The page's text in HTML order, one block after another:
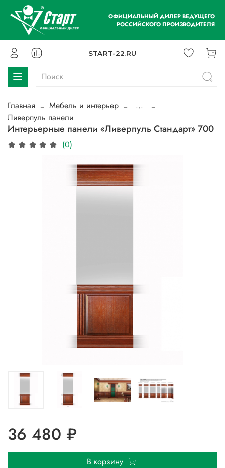
ОФИЦИАЛЬНЫЙ ДИЛЕР ВЕДУЩЕГО
РОССИЙСКОГО ПРОИЗВОДИТЕЛЯ
START-22.RU
Главная Мебель и интерьер
...
Ливерпуль панели
Интерьерные панели «Ливерпуль Стандарт» 700
(0)
36 480 ₽
В корзину